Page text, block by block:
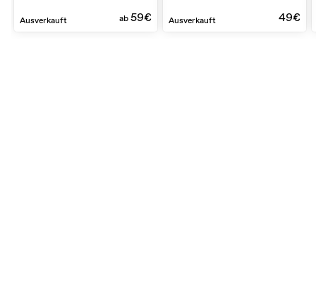
Ausverkauft ab59€ Ausverkauft 49€